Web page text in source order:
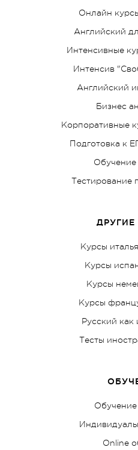
Онлайн
Английский
Интенсивные
Интенсив
Английский
Бизнес
Корпоративные
Подготовка к
Обучение
Тестирование
ДРУГИЕ
Курсы
Курсы
Курсы
Курсы
Русский как
Тесты
Обучение
Online